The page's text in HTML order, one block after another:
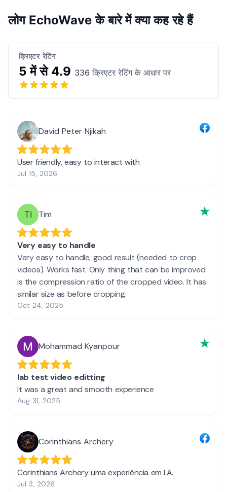
लोग EchoWave के बारे में क्या कह रहे हैं
क्रिएटर रेटिंग
5 में से 4.9 336 क्रिएटर रेटिंग के आधार पर